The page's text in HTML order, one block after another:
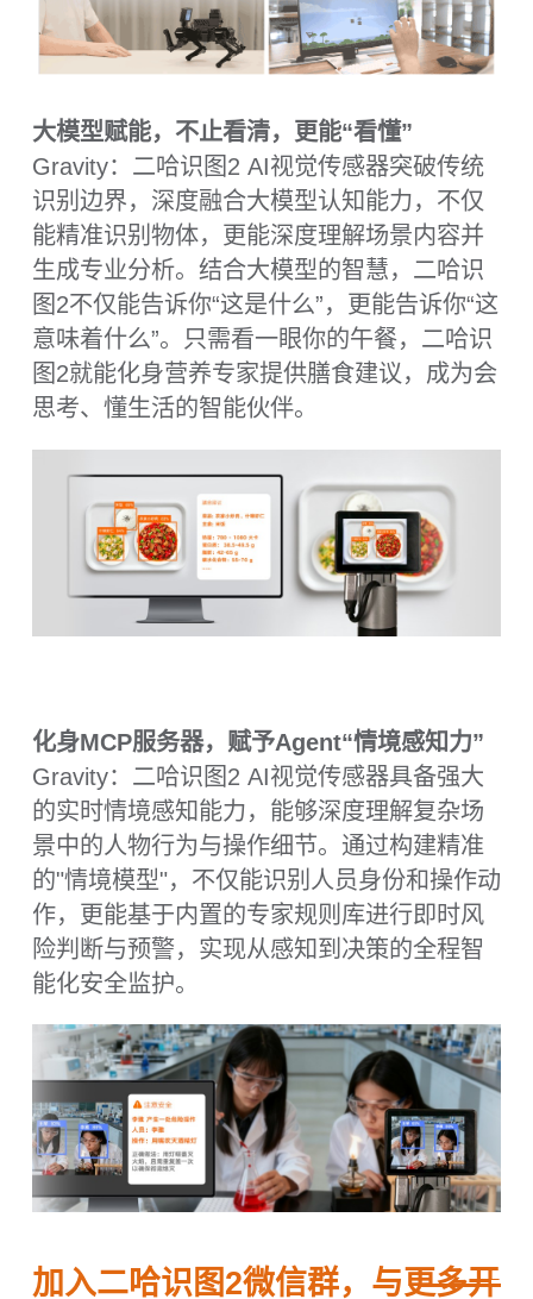
技术规格
性能
处理器：Kendryte K230 双核
1.6GHz
算力：6TOPS
视觉与交互
图像传感器：GC2093，200万像
素，1/2.9"，60FPS
屏幕：2.4寸 IPS (640 * 480)，全
贴合电容触摸
RGB指示灯 x 1
连接与扩展
WiFi：2.4GHz WiFi 6 （插卡式）
扩展存储：TF卡槽 x 1
输入与输出
麦克风：电容硅麦克风
扬声器：1W音腔喇叭
电气特性
工作电压：3.3-5V
功耗：1.5-3W
物理特性
尺寸：70 * 58 * 19mm
重量：90g
接口：Type-C 、4Pin Gravity、
尺寸：70 * 58 * 19mm